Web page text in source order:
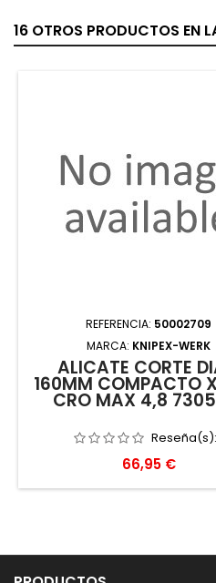
16 OTROS PRODUCTOS EN
REFERENCIA: 50002709
MARCA: KNIPEX-WERK
ALICATE CORTE
160MM COMPACTO
CRO MAX 4,8
Reseña(s):
Precio
66,95 €